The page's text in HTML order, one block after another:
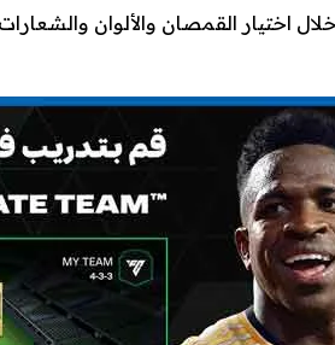
اختيار القمصان والألوان